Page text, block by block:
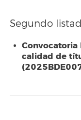
Segundo
calidad de